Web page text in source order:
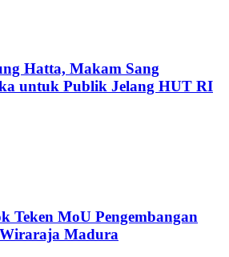
Hatta, Makam Sang
untuk Publik Jelang HUT RI
Teken MoU Pengembangan
Madura